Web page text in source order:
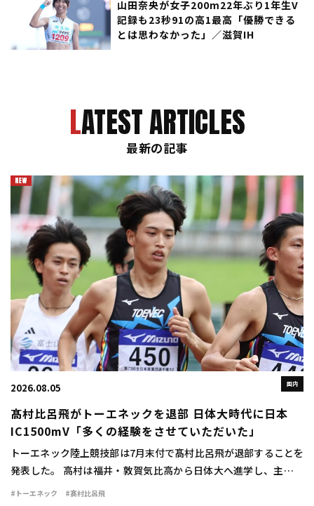
山田奈央が女子200m22年ぶり1年生V
記録も23秒91の高1最高「優勝できる
とは思わなかった」／滋賀IH
LATEST ARTICLES
最新の記事
国内
2026.08.05
髙村比呂飛がトーエネックを退部 日体大時代に日本
IC1500mV「多くの経験をさせていただいた」
トーエネック陸上競技部は7月末付で髙村比呂飛が退部することを
発表した。 高村は福井・敦賀気比高から日体大へ進学し、主に中
距離で活躍。1500mで2年時に3分42秒76をマークすると、3、4年
#トーエネック #髙村比呂飛